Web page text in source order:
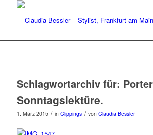
Schlagwortarchiv für: Porter
Sonntagslektüre.
1. März 2015 / in Clippings / von Claudia Bessler